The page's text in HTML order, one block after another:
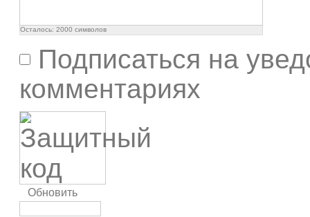
Осталось: 2000 символов
Подписаться на
комментариях
Обновить